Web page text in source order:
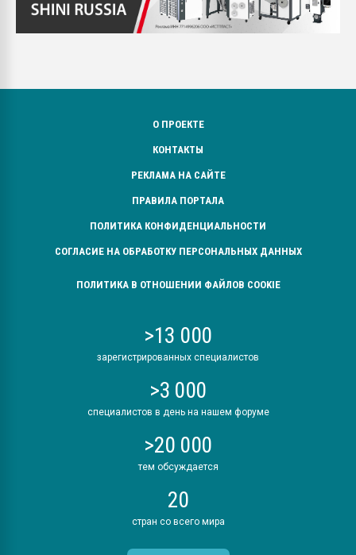
О ПРОЕКТЕ
КОНТАКТЫ
РЕКЛАМА НА САЙТЕ
ПРАВИЛА ПОРТАЛА
ПОЛИТИКА КОНФИДЕНЦИАЛЬНОСТИ
СОГЛАСИЕ НА ОБРАБОТКУ ПЕРСОНАЛЬНЫХ ДАННЫХ
ПОЛИТИКА В ОТНОШЕНИИ ФАЙЛОВ COOKIE
>13 000
зарегистрированных специалистов
>3 000
специалистов в день на нашем форуме
>20 000
тем обсуждается
20
стран со всего мира